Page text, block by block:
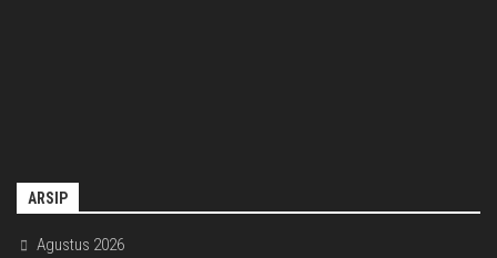
ARSIP
Agustus 2026